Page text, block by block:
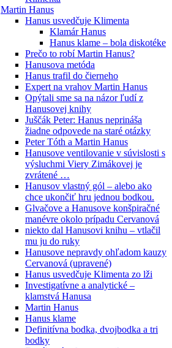
Martin Hanus
Hanus usvedčuje Klimenta
Klamár Hanus
Hanus klame – bola diskotéke
Prečo to robí Martin Hanus?
Hanusova metóda
Hanus trafil do čierneho
Expert na vrahov Martin Hanus
Opýtali sme sa na názor ľudí z
Hanusovej knihy
Juščák Peter: Hanus neprináša
žiadne odpovede na staré otázky
Peter Tóth a Martin Hanus
Hanusove ventilovanie v súvislosti s
výsluchmi Viery Zimákovej je
zvrátené …
Hanusov vlastný gól – alebo ako
chce ukončiť hru jednou bodkou.
Glvačove a Hanusove konšpiračné
manévre okolo prípadu Cervanová
niekto dal Hanusovi knihu – vtlačil
mu ju do ruky
Hanusove nepravdy ohľadom kauzy
Cervanová (upravené)
Hanus usvedčuje Klimenta zo lži
Investigatívne a analytické –
klamstvá Hanusa
Martin Hanus
Hanus klame
Definitívna bodka, dvojbodka a tri
bodky